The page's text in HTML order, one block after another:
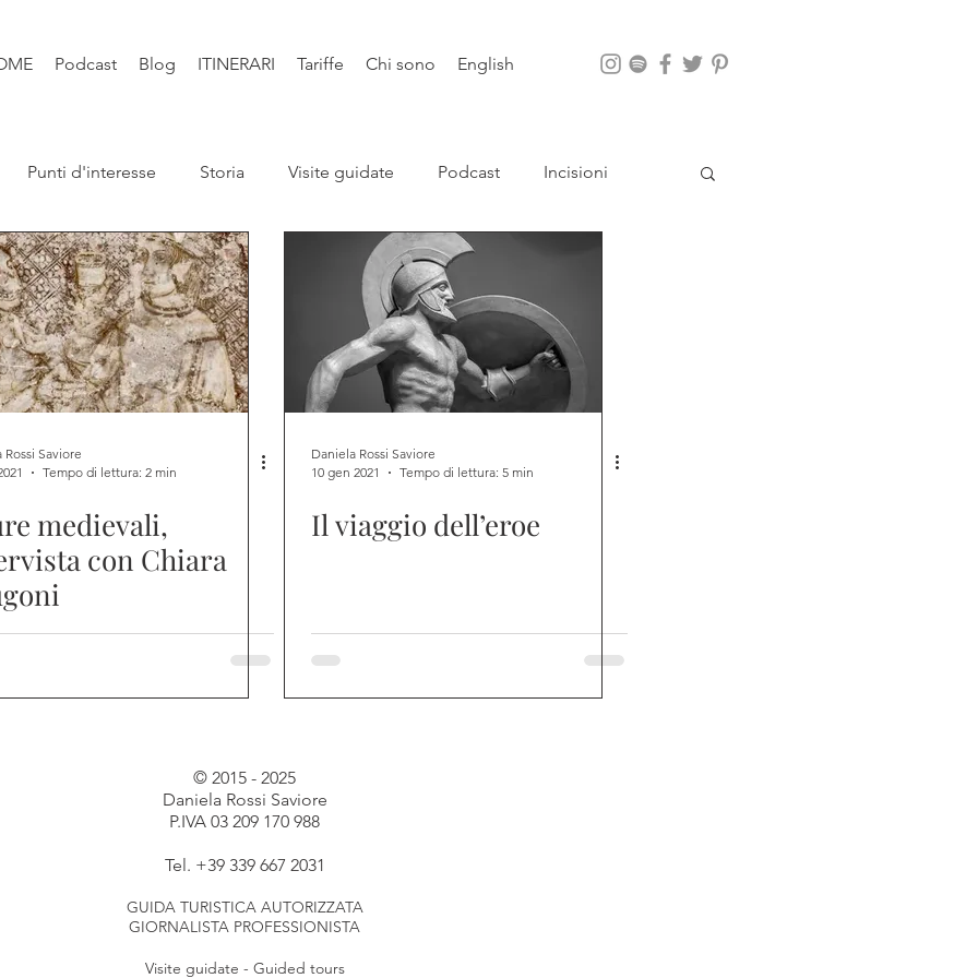
Podcast Blog ITINERARI Tariffe Chi sono English
Punti d'interesse Storia Visite guidate Podcast Incisioni
Santi e Bibbia Natura Libri
Rossi Saviore
Tempo di lettura: 2 min
medievali,
con Chiara
Daniela Rossi Saviore
10 gen 2021
Tempo di lettura: 5 min
Il viaggio dell’eroe
© 2015 - 2025
Daniela Rossi Saviore
P.IVA 03 209 170 988
Tel. +39 339 667 2031
GUIDA TURISTICA AUTORIZZATA
GIORNALISTA PROFESSIONISTA
Visite guidate - Guided tours